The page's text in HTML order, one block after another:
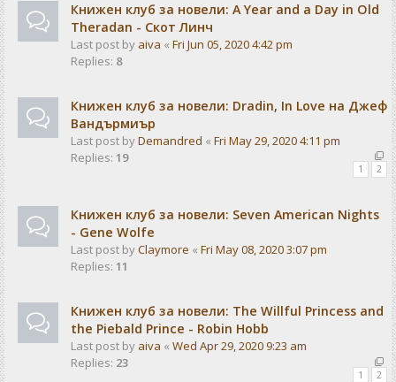
Книжен клуб за новели: A Year and a Day in Old
Theradan - Скот Линч
Last post by aiva « Fri Jun 05, 2020 4:42 pm
Replies: 8
Книжен клуб за новели: Dradin, In Love на Джеф
Вандърмиър
Last post byDemandred « Fri May 29, 2020 4:11 pm
Replies: 19
1 2
Книжен клуб за новели: Seven American Nights
- Gene Wolfe
Last post byClaymore « Fri May 08, 2020 3:07 pm
Replies: 11
Книжен клуб за новели: The Willful Princess and
the Piebald Prince - Robin Hobb
Last post by aiva « Wed Apr 29, 2020 9:23 am
Replies: 23
1 2